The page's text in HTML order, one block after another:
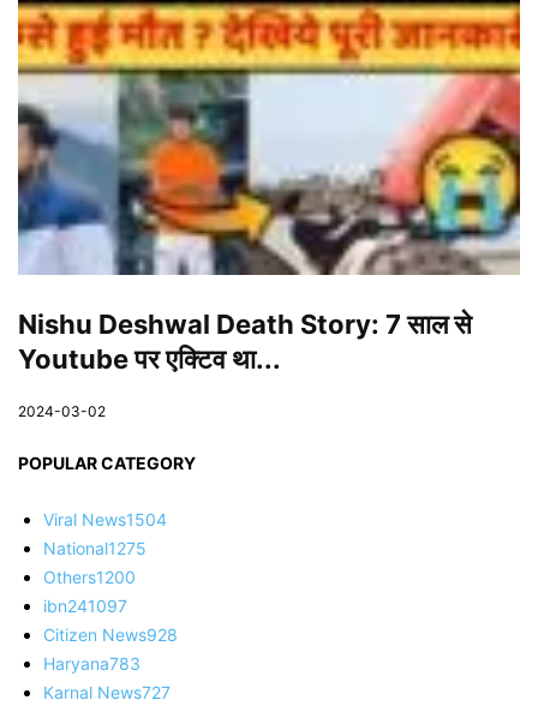
Nishu Deshwal Death Story: 7 साल से
Youtube पर एक्टिव था...
2024-03-02
POPULAR CATEGORY
Viral News1504
National1275
Others1200
ibn241097
Citizen News928
Haryana783
Karnal News727